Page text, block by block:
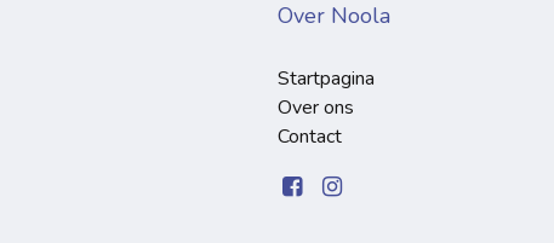
Over Noola
Startpagina
Over ons
Contact